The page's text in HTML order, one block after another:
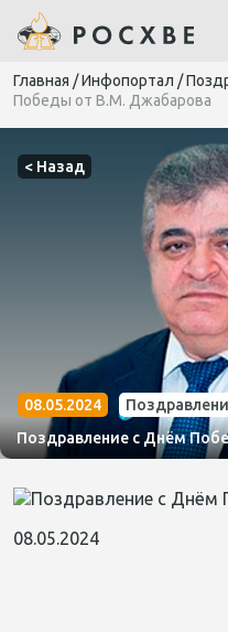
Главная /Инфопортал /
Победы от В.М. Джабарова
< Назад
08.05.2024
Поздравление с Днём
08.05.2024